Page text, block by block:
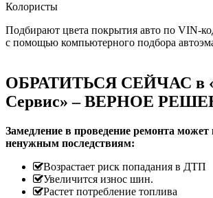
Колористы
Подбирают цвета покрытия авто по VIN-
с помощью компьютерного подбора
ОБРАТИТЬСЯ СЕЙЧАС в
Сервис» – ВЕРНОЕ
Замедление в проведение ремонта может
ненужным последствиям:
Возрастает риск попадания в ДТП
Увеличится износ шин.
Растет потребление топлива